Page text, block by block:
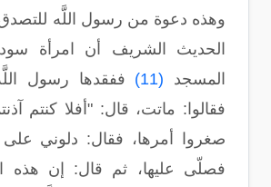
وهذه دعوة من رسول اللَّه
الحديث الشريف أن امرأة
المسجد (11)
ففقدها رسول
فقالوا: ماتت، قال: "أفلا كنتم
صغروا أمرها، فقال: دلوني على
فصلّى عليها، ثم قال: إن هذه